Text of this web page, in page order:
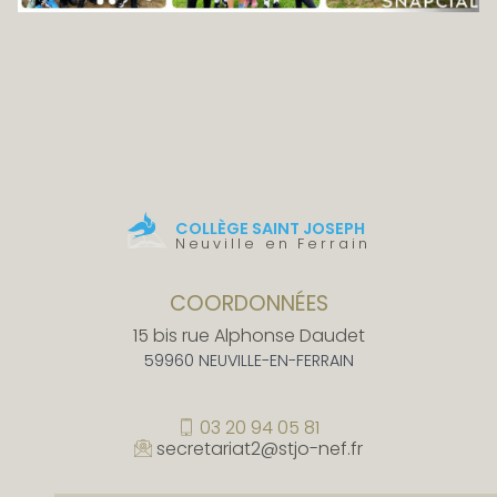
COLLÈGE SAINT JOSEPH
Neuville en Ferrain
COORDONNÉES
15 bis rue Alphonse Daudet
59960 NEUVILLE-EN-FERRAIN
03 20 94 05 81
secretariat2@stjo-nef.fr